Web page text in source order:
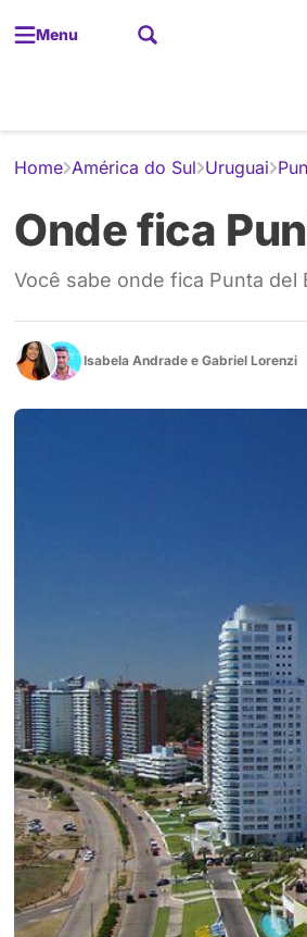
Menu
Home América do Sul Uruguai
Onde fica
Você sabe onde fica Punta
Isabela Andrade e Gabriel Lorenzi